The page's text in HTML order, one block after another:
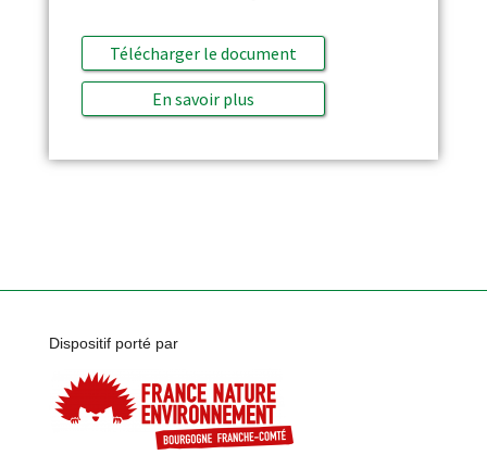
Télécharger le document
En savoir plus
Dispositif porté par